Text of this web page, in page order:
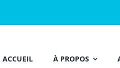
ACCUEIL À PROPOS